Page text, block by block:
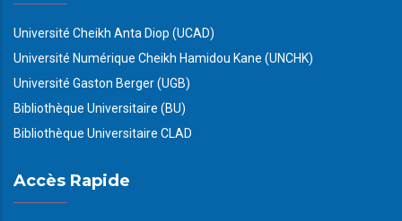
Université Cheikh Anta Diop (UCAD)
Université Numérique Cheikh Hamidou Kane (UNCHK)
Université Gaston Berger (UGB)
Bibliothèque Universitaire (BU)
Bibliothèque Universitaire CLAD
Accès Rapide